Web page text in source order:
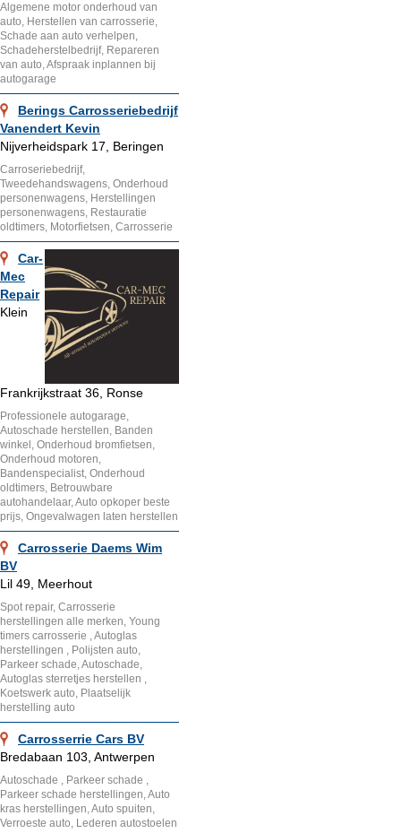
Algemene motor onderhoud van
auto, Herstellen van carrosserie,
Schade aan auto verhelpen,
Schadeherstelbedrijf, Repareren
van auto, Afspraak inplannen bij
autogarage
Berings Carrosseriebedrijf
Vanendert Kevin
Nijverheidspark 17, Beringen
Carroseriebedrijf,
Tweedehandswagens, Onderhoud
personenwagens, Herstellingen
personenwagens, Restauratie
oldtimers, Motorfietsen, Carrosserie
Car-
Mec
Repair
Klein
Frankrijkstraat 36, Ronse
Professionele autogarage,
Autoschade herstellen, Banden
winkel, Onderhoud bromfietsen,
Onderhoud motoren,
Bandenspecialist, Onderhoud
oldtimers, Betrouwbare
autohandelaar, Auto opkoper beste
prijs, Ongevalwagen laten herstellen
Carrosserie Daems Wim
BV
Lil 49, Meerhout
Spot repair, Carrosserie
herstellingen alle merken, Young
timers carrosserie , Autoglas
herstellingen , Polijsten auto,
Parkeer schade, Autoschade,
Autoglas sterretjes herstellen ,
Koetswerk auto, Plaatselijk
herstelling auto
Carrosserrie Cars BV
Bredabaan 103, Antwerpen
Autoschade , Parkeer schade ,
Parkeer schade herstellingen, Auto
kras herstellingen, Auto spuiten,
Verroeste auto, Lederen autostoelen